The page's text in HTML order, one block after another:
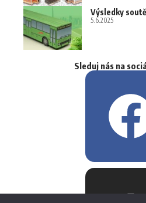
Výsledky
5.6.2025
Sleduj nás na